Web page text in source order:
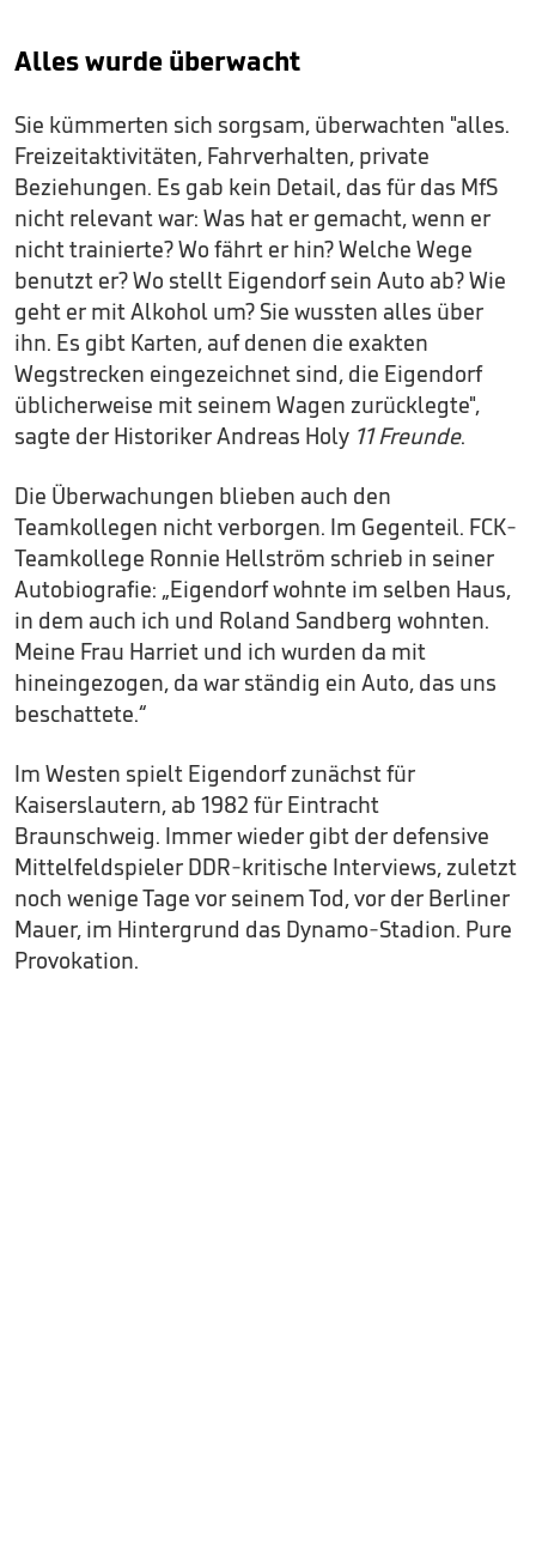
Alles wurde überwacht
Sie kümmerten sich sorgsam, überwachten "alles.
Freizeitaktivitäten, Fahrverhalten, private
Beziehungen. Es gab kein Detail, das für das MfS
nicht relevant war: Was hat er gemacht, wenn er
nicht trainierte? Wo fährt er hin? Welche Wege
benutzt er? Wo stellt Eigendorf sein Auto ab? Wie
geht er mit Alkohol um? Sie wussten alles über
ihn. Es gibt Karten, auf denen die exakten
Wegstrecken eingezeichnet sind, die Eigendorf
üblicherweise mit seinem Wagen zurücklegte",
sagte der Historiker Andreas Holy 11 Freunde.
Die Überwachungen blieben auch den
Teamkollegen nicht verborgen. Im Gegenteil. FCK-
Teamkollege Ronnie Hellström schrieb in seiner
Autobiografie: „Eigendorf wohnte im selben Haus,
in dem auch ich und Roland Sandberg wohnten.
Meine Frau Harriet und ich wurden da mit
hineingezogen, da war ständig ein Auto, das uns
beschattete.“
Im Westen spielt Eigendorf zunächst für
Kaiserslautern, ab 1982 für Eintracht
Braunschweig. Immer wieder gibt der defensive
Mittelfeldspieler DDR-kritische Interviews, zuletzt
noch wenige Tage vor seinem Tod, vor der Berliner
Mauer, im Hintergrund das Dynamo-Stadion. Pure
Provokation.